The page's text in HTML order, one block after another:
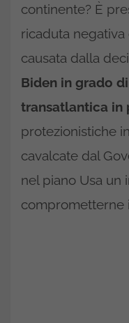
continente? È
ricaduta
causata dalla
Biden in grado
transatlantica in
protezionistiche
cavalcate dal
nel piano Usa un
comprometterne